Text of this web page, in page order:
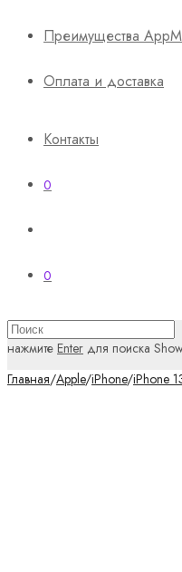
Преимущества
Оплата и доставка
Контакты
0
0
нажмите Enter для поиска
Главная/Apple/iPhone/iPhone